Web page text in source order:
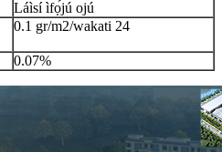
Láìsí ìfọ́jú ojú
0.1 gr/m2/wakati 24
0.07%